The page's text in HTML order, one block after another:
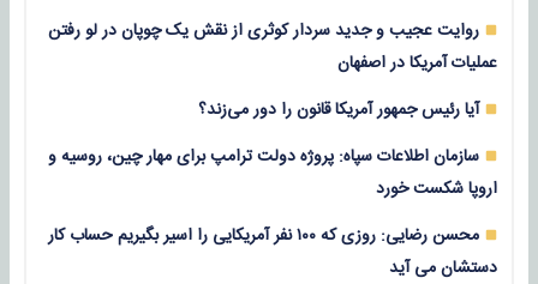
روایت عجیب و جدید سردار کوثری از نقش یک چوپان در لو رفتن
عملیات آمریکا در اصفهان
آیا رئیس جمهور آمریکا قانون را دور می‌زند؟
سازمان اطلاعات سپاه: پروژه دولت ترامپ برای مهار چین، روسیه و
اروپا شکست خورد
محسن رضایی: روزی که ۱۰۰ نفر آمریکایی را اسیر بگیریم حساب کار
دستشان می آید